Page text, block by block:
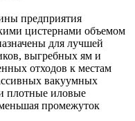
предприятия
цистернами объемом
для лучшей
выгребных ям и
отходов к местам
вакуумных
плотные иловые
промежуток